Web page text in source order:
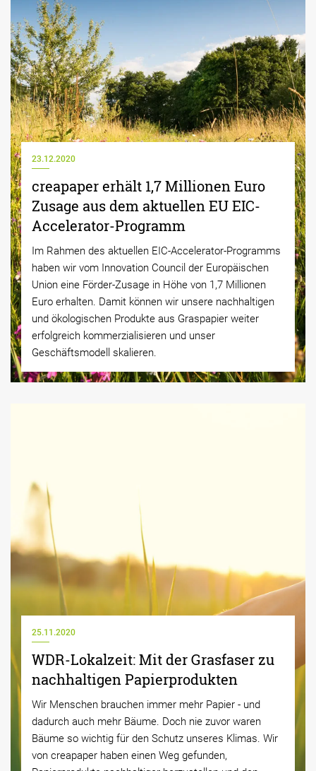
23.12.2020
creapaper erhält 1,7 Millionen Euro
Zusage aus dem aktuellen EU EIC-
Accelerator-Programm
Im Rahmen des aktuellen EIC-Accelerator-Programms
haben wir vom Innovation Council der Europäischen
Union eine Förder-Zusage in Höhe von 1,7 Millionen
Euro erhalten. Damit können wir unsere nachhaltigen
und ökologischen Produkte aus Graspapier weiter
erfolgreich kommerzialisieren und unser
Geschäftsmodell skalieren.
25.11.2020
WDR-Lokalzeit: Mit der Grasfaser zu
nachhaltigen Papierprodukten
Wir Menschen brauchen immer mehr Papier - und
dadurch auch mehr Bäume. Doch nie zuvor waren
Bäume so wichtig für den Schutz unseres Klimas. Wir
von creapaper haben einen Weg gefunden,